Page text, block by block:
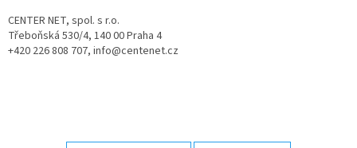
CENTER NET, spol. s r.o.
Třeboňská 530/4, 140 00 Praha 4
+420 226 808 707, info@centenet.cz